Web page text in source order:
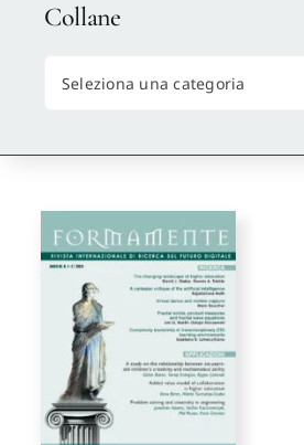
Distribuzione Wolrdwide
CONSIP / MEPA / ANVUR / CINECA
Autori
Proposte di pubblicazione
Gangemi Editore
Collane
Seleziona una categoria